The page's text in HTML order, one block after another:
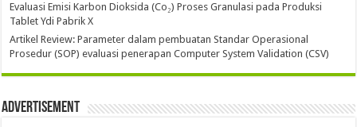
Evaluasi Emisi Karbon Dioksida (Co₂) Proses Granulasi pada Produksi
Tablet Ydi Pabrik X
Artikel Review: Parameter dalam pembuatan Standar Operasional
Prosedur (SOP) evaluasi penerapan Computer System Validation (CSV)
Advertisement